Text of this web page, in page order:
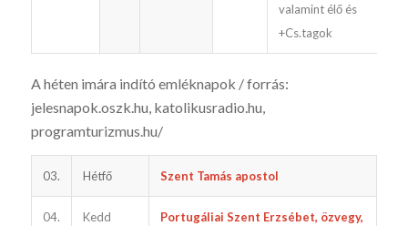
valamint élő és
+Cs.tagok
A héten imára indító emléknapok / forrás:
jelesnapok.oszk.hu, katoli­kusradio.hu,
programturizmus.hu/
03. Hétfő Szent Tamás apostol
04. Kedd Portugáliai Szent Erzsébet, özvegy,